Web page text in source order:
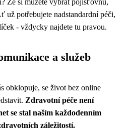
Že si můžete vybrat pojišťovnu,
už potřebujete nadstandardní péči,
- vždycky najdete tu pravou.
a služeb
obklopuje, se život bez online
Zdravotní péče není
se stal naším každodenním
záležitostí.